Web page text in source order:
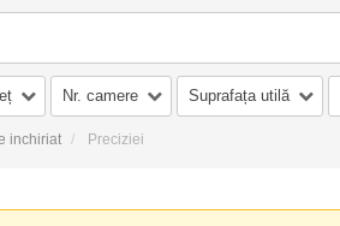
Nr. camere Suprafața utilă
inchiriat Preciziei